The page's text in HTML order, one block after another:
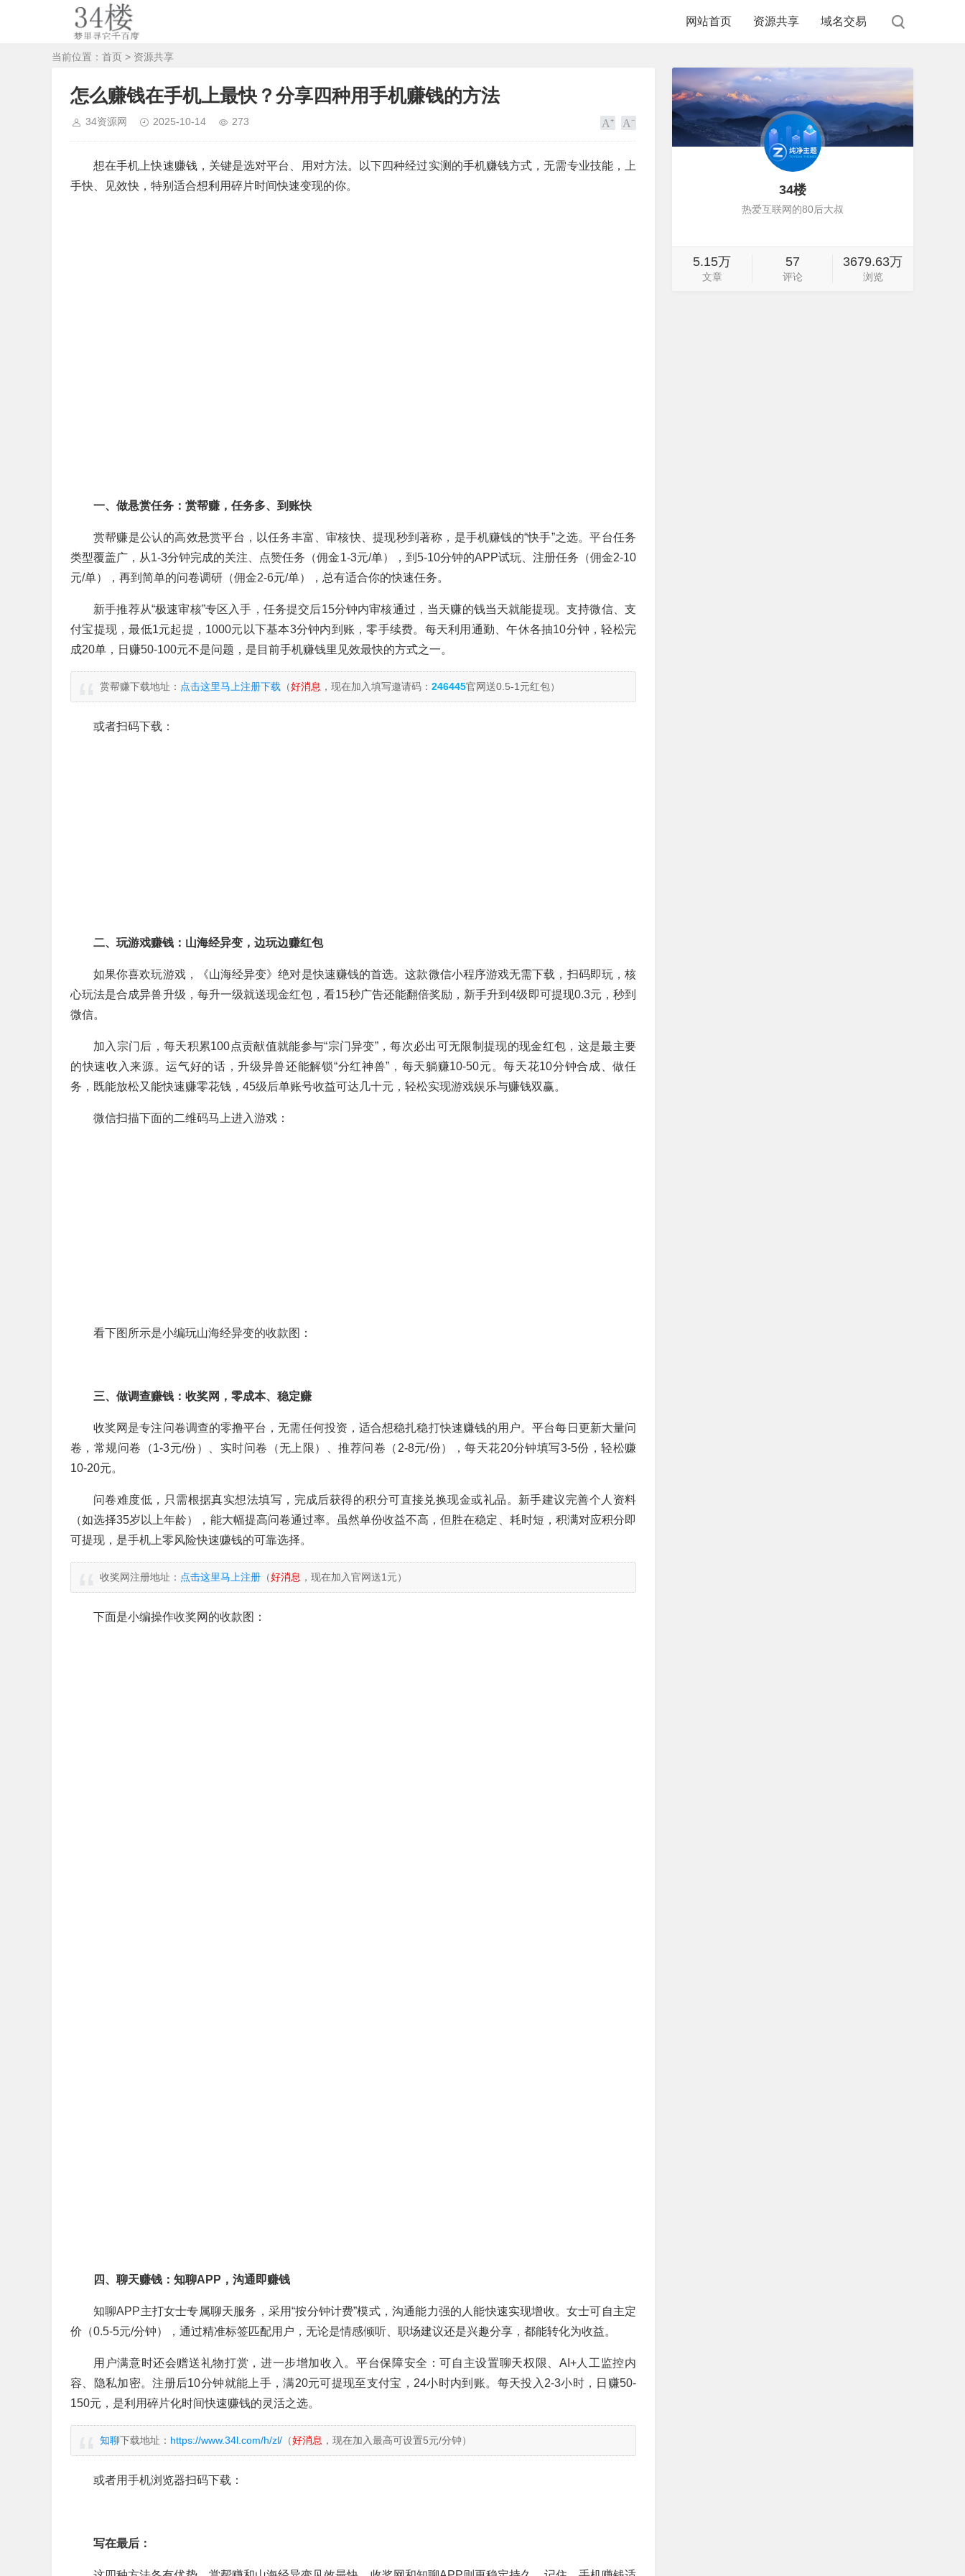
网站首页 资源共享 域名交易
当前位置： 首页 > 资源共享
怎么赚钱在手机上最快？分享四种用手机赚钱的方法
34资源网 2025-10-14 273
想在手机上快速赚钱，关键是选对平台、用对方法。以下四种经过实测的手机赚钱方式，无需专业技能，上
手快、见效快，特别适合想利用碎片时间快速变现的你。
一、做悬赏任务：赏帮赚，任务多、到账快
赏帮赚是公认的高效悬赏平台，以任务丰富、审核快、提现秒到著称，是手机赚钱的“快手”之选。平台任务
类型覆盖广，从1-3分钟完成的关注、点赞任务（佣金1-3元/单），到5-10分钟的APP试玩、注册任务（佣金2-10
元/单），再到简单的问卷调研（佣金2-6元/单），总有适合你的快速任务。
新手推荐从“极速审核”专区入手，任务提交后15分钟内审核通过，当天赚的钱当天就能提现。支持微信、支
付宝提现，最低1元起提，1000元以下基本3分钟内到账，零手续费。每天利用通勤、午休各抽10分钟，轻松完
成20单，日赚50-100元不是问题，是目前手机赚钱里见效最快的方式之一。
赏帮赚下载地址： 点击这里马上注册下载 （好消息 ，现在加入填写邀请码： 246445官网送0.5-1元红包）
或者扫码下载：
二、玩游戏赚钱：山海经异变，边玩边赚红包
如果你喜欢玩游戏，《山海经异变》绝对是快速赚钱的首选。这款微信小程序游戏无需下载，扫码即玩，核
心玩法是合成异兽升级，每升一级就送现金红包，看15秒广告还能翻倍奖励，新手升到4级即可提现0.3元，秒到
微信。
加入宗门后，每天积累100点贡献值就能参与“宗门异变”，每次必出可无限制提现的现金红包，这是最主要
的快速收入来源。运气好的话，升级异兽还能解锁“分红神兽”，每天躺赚10-50元。每天花10分钟合成、做任
务，既能放松又能快速赚零花钱，45级后单账号收益可达几十元，轻松实现游戏娱乐与赚钱双赢。
微信扫描下面的二维码马上进入游戏：
看下图所示是小编玩山海经异变的收款图：
三、做调查赚钱：收奖网，零成本、稳定赚
收奖网是专注问卷调查的零撸平台，无需任何投资，适合想稳扎稳打快速赚钱的用户。平台每日更新大量问
卷，常规问卷（1-3元/份）、实时问卷（无上限）、推荐问卷（2-8元/份），每天花20分钟填写3-5份，轻松赚
10-20元。
问卷难度低，只需根据真实想法填写，完成后获得的积分可直接兑换现金或礼品。新手建议完善个人资料
（如选择35岁以上年龄），能大幅提高问卷通过率。虽然单份收益不高，但胜在稳定、耗时短，积满对应积分即
可提现，是手机上零风险快速赚钱的可靠选择。
收奖网注册地址： 点击这里马上注册 （好消息 ，现在加入官网送1元）
下面是小编操作收奖网的收款图：
四、聊天赚钱：知聊APP，沟通即赚钱
知聊APP主打女士专属聊天服务，采用“按分钟计费”模式，沟通能力强的人能快速实现增收。女士可自主定
价（0.5-5元/分钟），通过精准标签匹配用户，无论是情感倾听、职场建议还是兴趣分享，都能转化为收益。
用户满意时还会赠送礼物打赏，进一步增加收入。平台保障安全：可自主设置聊天权限、AI+人工监控内
容、隐私加密。注册后10分钟就能上手，满20元可提现至支付宝，24小时内到账。每天投入2-3小时，日赚50-
150元，是利用碎片化时间快速赚钱的灵活之选。
知聊下载地址： https://www.34l.com/h/zl/ （好消息 ，现在加入最高可设置5元/分钟）
或者用手机浏览器扫码下载：
写在最后：
34楼
热爱互联网的80后大叔
5.15万
文章
57
评论
3679.63万
浏览